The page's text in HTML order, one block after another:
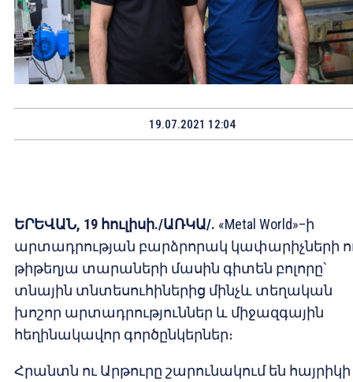
19.07.2021 12:04
ԵՐԵՎԱՆ, 19 հուլիսի./ԱՌԿԱ/. «Metal World»–ի
արտադրության բարձրորակ կափարիչների
թիթեղյա տարաների մասին գիտեն բոլորը՝
տնային տնտեսուհիներից մինչև տեղական
խոշոր արտադրություններ և միջազգային
հեղինակավոր գործընկերներ։
Հրանտն ու Արթուրը շարունակում են հայրիկի